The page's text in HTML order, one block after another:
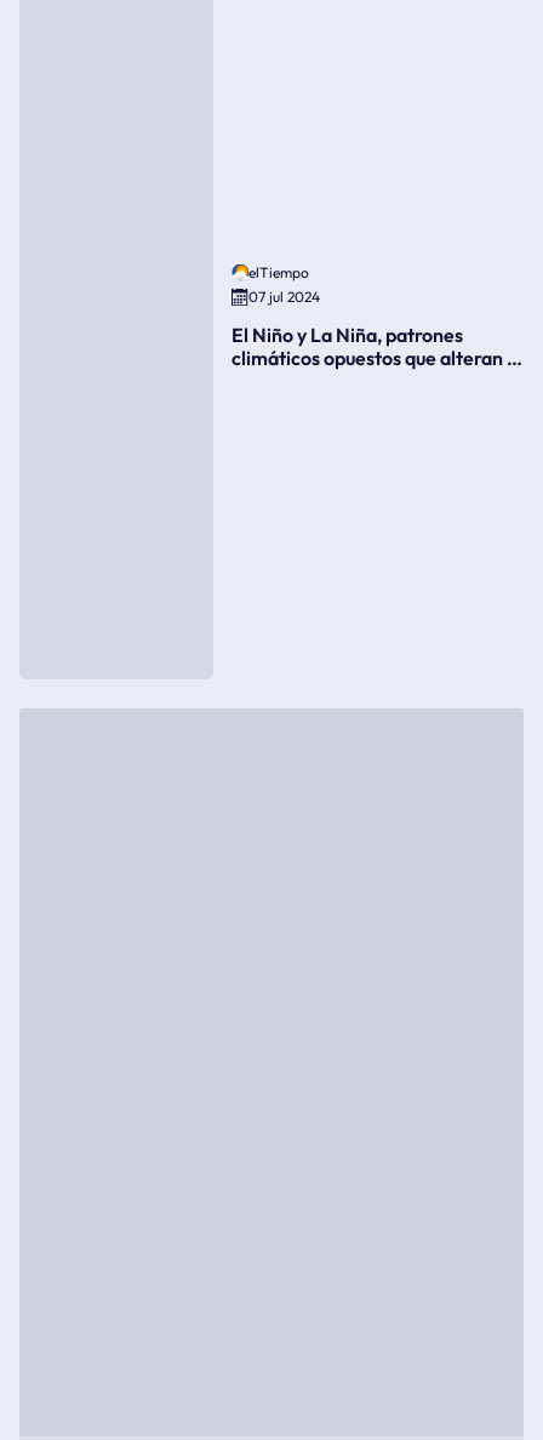
elTiempo
07 jul 2024
El Niño y La Niña, patrones
climáticos opuestos que alteran la